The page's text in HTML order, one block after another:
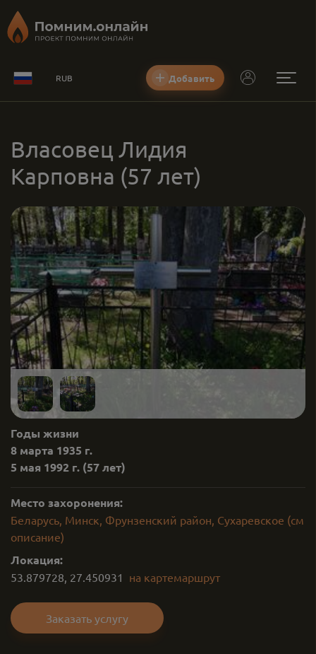
RUB Добавить
Власовец Лидия
Карповна (57 лет)
Годы жизни
8 марта 1935 г.
5 мая 1992 г. (57 лет)
Место захоронения:
Беларусь, Минск, Фрунзенский район, Сухаревское (см
описание)
Локация:
53.879728, 27.450931 на картемаршрут
Заказать услугу